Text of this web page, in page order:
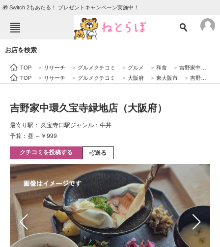
🎁 Switch 2もあたる！ プレゼントキャンペーン実施中！
エンタメ クイズ
住まい 教育・育児
動物
会員記事
メディア
注目記事を集めた総合ページ
ITの今と未来を見通す
スマホと通信の最新トレンド
お店を検索
TOP > リサーチ > グルメクチコミ > グルメ > 和食 > 吉野家中環久宝寺緑地店（大阪府）
TOP
> リサーチ > グルメクチコミ > 大阪府 > 東大阪市 > 吉野家中環久宝寺緑地店（大阪府）
吉野家中環久宝寺緑地店（大阪府）
最寄り駅： 久宝寺口駅ジャンル：牛丼
予算：昼:～￥999
クチコミを投稿する 送る